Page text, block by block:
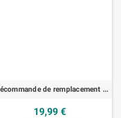
Télécommande de remplacement pour 3M METRONIC441325, SAT/DTT
19,99 €